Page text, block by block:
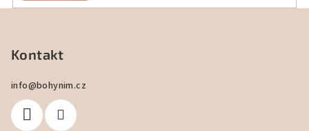
Kontakt
info@bohynim.cz